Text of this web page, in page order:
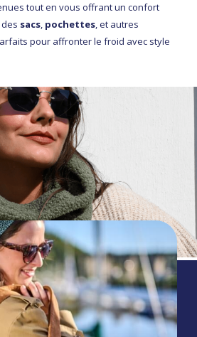
tout en vous offrant un confort
sacs, pochettes, et autres
pour affronter le froid avec style